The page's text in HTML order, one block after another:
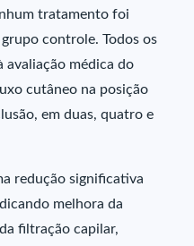
tratamento foi
controle. Todos os
avaliação médica do
cutâneo na posição
em duas, quatro e
redução significativa
melhora da
filtração capilar,